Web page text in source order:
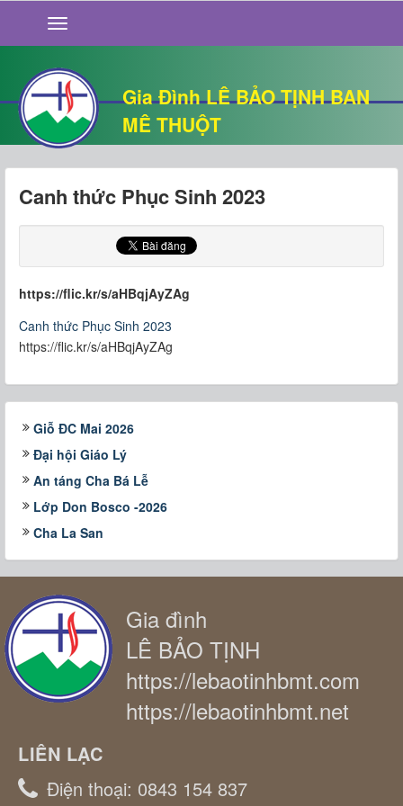
Gia Đình LÊ BẢO TỊNH BAN
MÊ THUỘT
GIỚI THIỆU
TIN TỨC
SỐNG ĐẠO
CHUYỆN NHÀ
QUÁN VĂN
THƯ GIÃN
Canh thức Phục Sinh 2023
https://flic.kr/s/aHBqjAyZAg
Canh thức Phục Sinh 2023
https://flic.kr/s/aHBqjAyZAg
Giỗ ĐC Mai 2026
Đại hội Giáo Lý
An táng Cha Bá Lễ
Lớp Don Bosco -2026
Cha La San
Gia đình
LÊ BẢO TỊNH
https://lebaotinhbmt.com
https://lebaotinhbmt.net
LIÊN LẠC
Điện thoại: 0843 154 837